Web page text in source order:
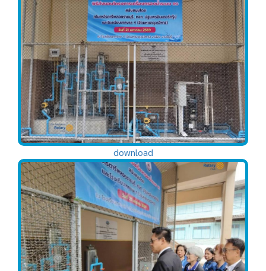
download